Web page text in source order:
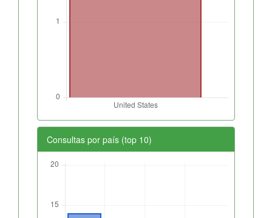
Consultas por país (top 10)